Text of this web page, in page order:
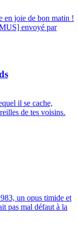
en joie de bon matin !
envoyé par
il se cache,
de tes voisins.
un opus timide et
pas mal défaut à la